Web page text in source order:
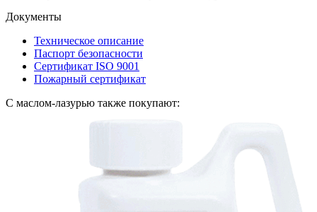
Документы
Техническое описание
Паспорт безопасности
Сертификат ISO 9001
Пожарный сертификат
С маслом-лазурью также покупают: